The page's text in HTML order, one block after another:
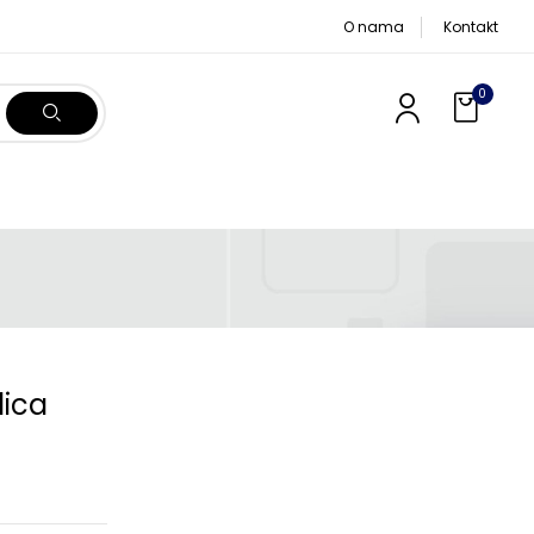
O nama Kontakt
0